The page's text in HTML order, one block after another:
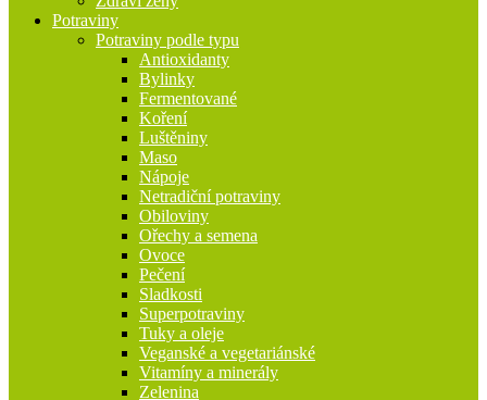
Potraviny
Potraviny podle typu
Antioxidanty
Bylinky
Fermentované
Koření
Luštěniny
Maso
Nápoje
Netradiční potraviny
Obiloviny
Ořechy a semena
Ovoce
Pečení
Sladkosti
Superpotraviny
Tuky a oleje
Veganské a vegetariánské
Vitamíny a minerály
Zelenina